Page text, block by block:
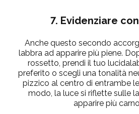
7. Evidenziare
Anche questo secondo
labbra ad apparire più piene.
rossetto, prendi il tuo
preferito o scegli una tonalità
pizzico al centro di entrambe
modo, la luce si riflette sulle
apparire più